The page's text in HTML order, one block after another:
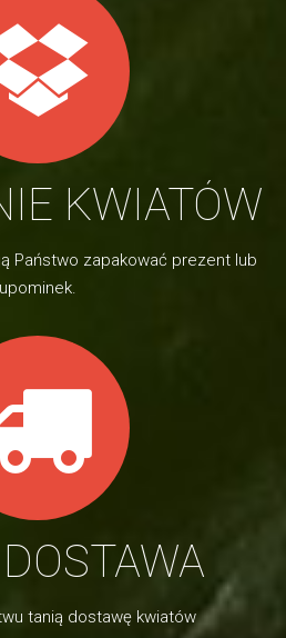
KWIATÓW
Państwo zapakować prezent lub
upominek.
tanią dostawę kwiatów